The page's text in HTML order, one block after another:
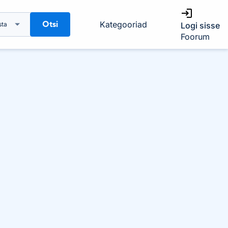
Otsi Kategooriad
Logi sisse
Foorum